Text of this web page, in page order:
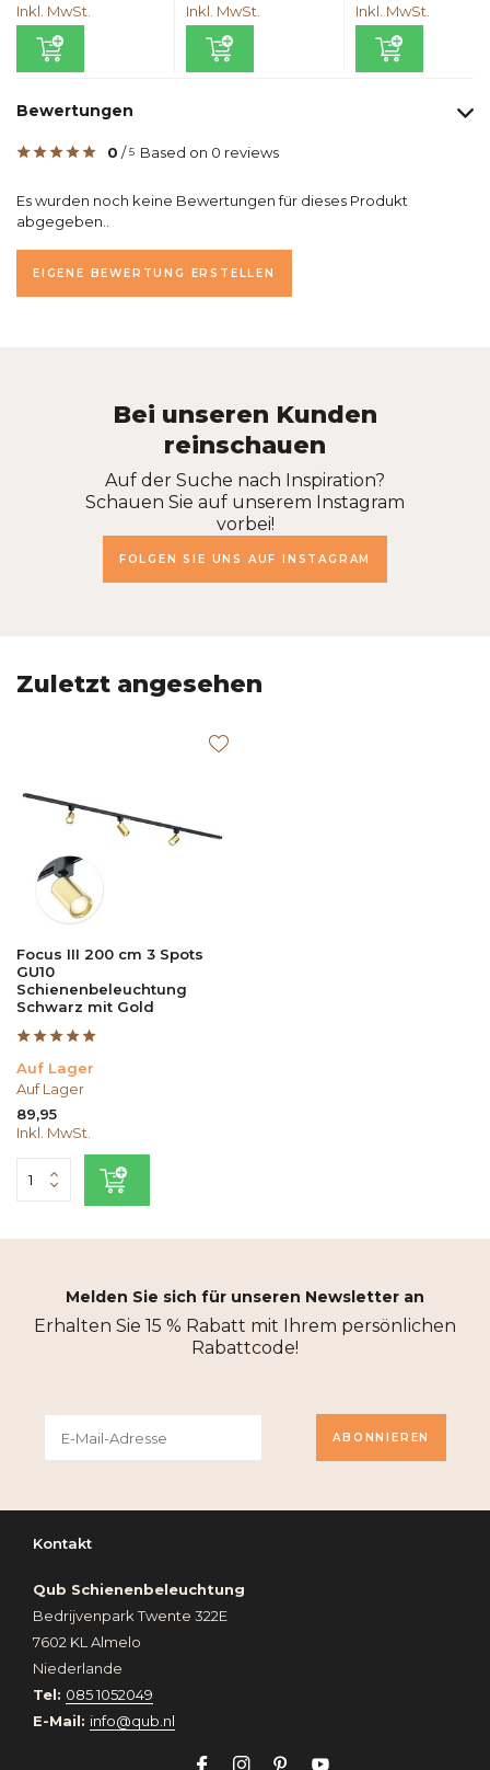
Inkl. MwSt.
Inkl. MwSt.
Inkl. MwSt.
Bewertungen
0 /5 Based on 0 reviews
Es wurden noch keine Bewertungen für dieses Produkt
abgegeben..
EIGENE BEWERTUNG ERSTELLEN
Bei unseren Kunden
reinschauen
Auf der Suche nach Inspiration?
Schauen Sie auf unserem Instagram
vorbei!
FOLGEN SIE UNS AUF INSTAGRAM
Zuletzt angesehen
Focus III 200 cm 3 Spots
GU10
Schienenbeleuchtung
Schwarz mit Gold
Auf Lager
Auf Lager
89,95
Inkl. MwSt.
Melden Sie sich für unseren Newsletter an
Erhalten Sie 15 % Rabatt mit Ihrem persönlichen
Rabattcode!
ABONNIEREN
Kontakt
Qub Schienenbeleuchtung
Bedrijvenpark Twente 322E
7602 KL Almelo
Niederlande
Tel: 085 1052049
E-Mail: info@qub.nl